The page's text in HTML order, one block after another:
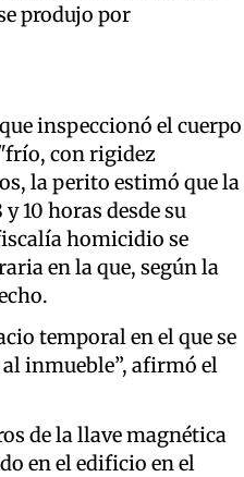
produjo por
inspeccionó el cuerpo
con rigidez
la perito estimó que la
10 horas desde su
homicidio se
en la que, según la
temporal en el que se
inmueble”, afirmó el
de la llave magnética
en el edificio en el